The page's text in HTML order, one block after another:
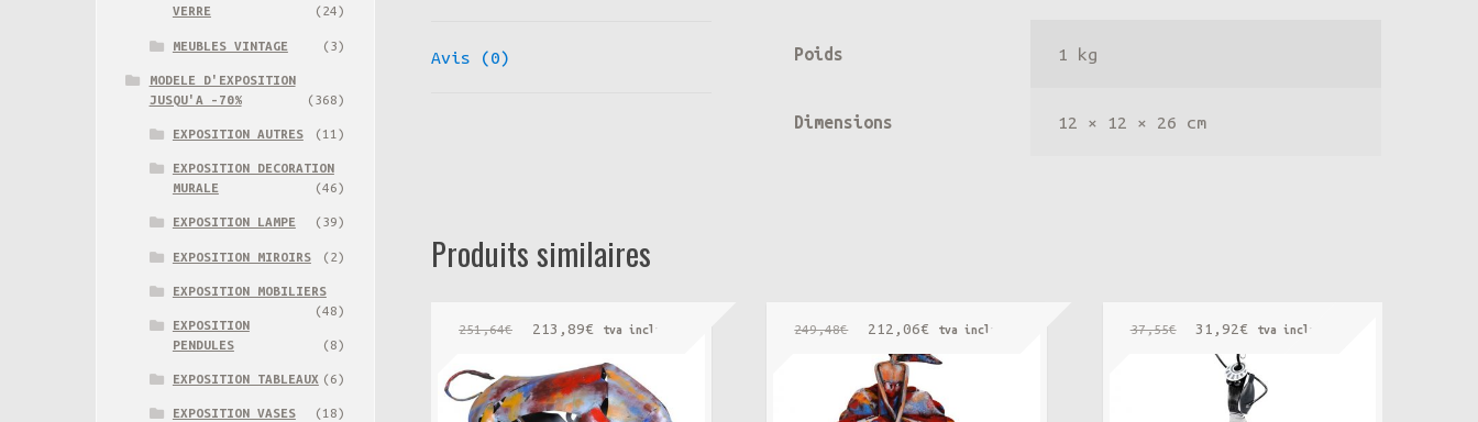
Avis (0) Poids 1 kg
Dimensions 12 × 12 × 26 cm
Produits similaires
251,64€
Le
initial
était :
213,89€Le
actuel
est :
tva incluse 249,48€
Le
prix
initial
était :
212,06€Le
prix
est :
tva incluse 37,55€
Le
prix
initial
était :
31,92€ Le
actuel
est :
tva incluse
VERRE
(24)
MEUBLES VINTAGE (3)
MODELE D'EXPOSITION
JUSQU'A -70%
(368)
EXPOSITION AUTRES (11)
EXPOSITION DECORATION
MURALE
(46)
EXPOSITION LAMPE (39)
EXPOSITION MIROIRS (2)
EXPOSITION MOBILIERS
(48)
EXPOSITION
PENDULES
(8)
EXPOSITION TABLEAUX (6)
EXPOSITION VASES (18)